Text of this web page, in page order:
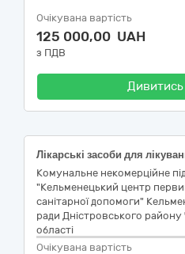
Очікувана вартість
125 000,00 UAH
з ПДВ
Дивитись
Комунальне некомерційне
"Кельменецький центр
санітарної допомоги"
ради Дністровського району
області
Очікувана вартість